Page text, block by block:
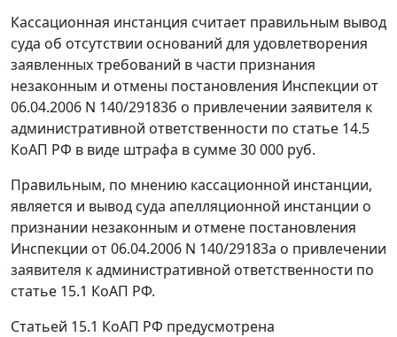
Кассационная инстанция считает правильным вывод
суда об отсутствии оснований для удовлетворения
заявленных требований в части признания
незаконным и отмены постановления Инспекции от
06.04.2006 N 140/29183б о привлечении заявителя к
административной ответственности по статье 14.5
КоАП РФ в виде штрафа в сумме 30 000 руб.
Правильным, по мнению кассационной инстанции,
является и вывод суда апелляционной инстанции о
признании незаконным и отмене постановления
Инспекции от 06.04.2006 N 140/29183а о привлечении
заявителя к административной ответственности по
статье 15.1 КоАП РФ.
Статьей 15.1 КоАП РФ предусмотрена